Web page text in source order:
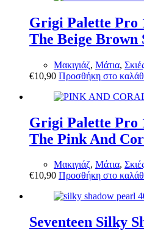
Grigi Palette Pro
The Beige Brown
Μακιγιάζ, Μάτια,
€10,90 Προσθήκη στο
Grigi Palette Pro
The Pink And
Μακιγιάζ, Μάτια,
€10,90 Προσθήκη στο
Seventeen Silky